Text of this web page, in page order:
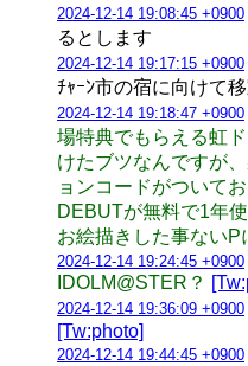
2024-12-14 19:08:45 +0900
るとします
2024-12-14 19:17:15 +0900
ﾁｬｰﾝ市の宿に向けて
2024-12-14 19:18:47 +0900
場特典でもらえる虹
けたブツなんですが
ョンコードがついて
DEBUTが無料で1年
お絵描きした事ない
2024-12-14 19:24:45 +0900
IDOLM@STER？
2024-12-14 19:36:09 +0900
[Tw:photo]
2024-12-14 19:44:45 +0900